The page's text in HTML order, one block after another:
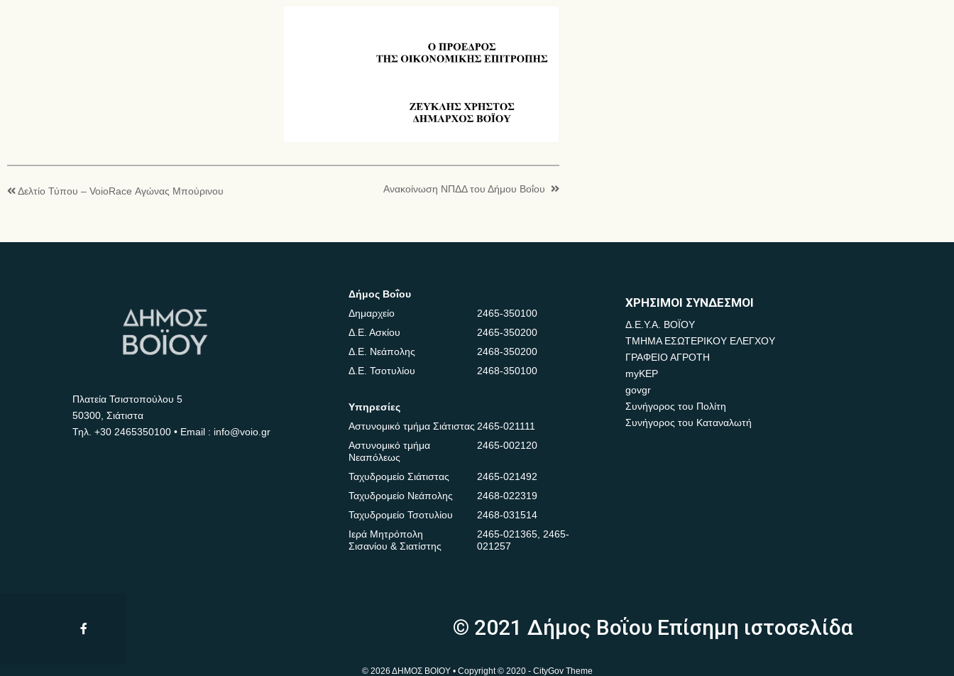
Δελτίο Τύπου – VoioRace Αγώνας Μπούρινου Ανακοίνωση ΝΠΔΔ του Δήμου Βοΐου
Πλατεία Τσιστοπούλου 5
50300, Σιάτιστα
Τηλ. +30 2465350100 • Email : info@voio.gr
Δήμος Βοΐου
Δημαρχείο
2465-350100
Δ.Ε. Ασκίου
2465-350200
Δ.Ε. Νεάπολης
2468-350200
Δ.Ε. Τσοτυλίου
2468-350100
Υπηρεσίες
Αστυνομικό τμήμα Σιάτιστας2465-021111
Αστυνομικό τμήμα
Νεαπόλεως
2465-002120
Ταχυδρομείο Σιάτιστας
2465-021492
Ταχυδρομείο Νεάπολης
2468-022319
Ταχυδρομείο Τσοτυλίου
2468-031514
Ιερά Μητρόπολη
Σισανίου & Σιατίστης
2465-021365,2465-
021257
ΧΡΗΣΙΜΟΙ ΣΥΝΔΕΣΜΟΙ
Δ.Ε.Υ.Α. ΒΟΪΟΥ
ΤΜΗΜΑ ΕΣΩΤΕΡΙΚΟΥ ΕΛΕΓΧΟΥ
ΓΡΑΦΕΙΟ ΑΓΡΟΤΗ
myKEP
govgr
Συνήγορος του Πολίτη
Συνήγορος του Καταναλωτή
© 2021 Δήμος Βοΐου Επίσημη ιστοσελίδα
© 2026 ΔΗΜΟΣ ΒΟΙΟΥ • Copyright © 2020 - CityGov Theme